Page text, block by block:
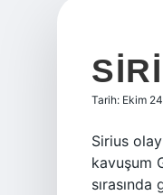
Tarih: Ekim
Sirius
kavuşum